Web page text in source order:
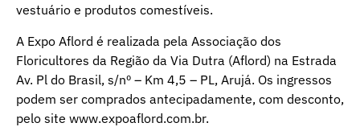
vestuário e produtos comestíveis.
A Expo Aflord é realizada pela Associação dos
Floricultores da Região da Via Dutra (Aflord) na Estrada
Av. Pl do Brasil, s/nº – Km 4,5 – PL, Arujá. Os ingressos
podem ser comprados antecipadamente, com desconto,
pelo site www.expoaflord.com.br.